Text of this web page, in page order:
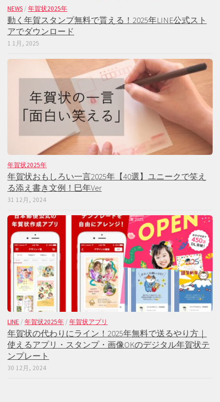
NEWS / 年賀状2025年
動く年賀スタンプ無料で貰える！2025年LINE公式スト
アでダウンロード
1 1月, 2025
年賀状2025年
年賀状おもしろい一言2025年【40選】ユニークで笑え
る添え書き文例！巳年Ver
31 12月, 2024
LINE / 年賀状2025年 / 年賀状アプリ
年賀状の代わりにライン！2025年無料で送るやり方｜
使えるアプリ・スタンプ・画像OKのデジタル年賀状テ
ンプレート
30 12月, 2024